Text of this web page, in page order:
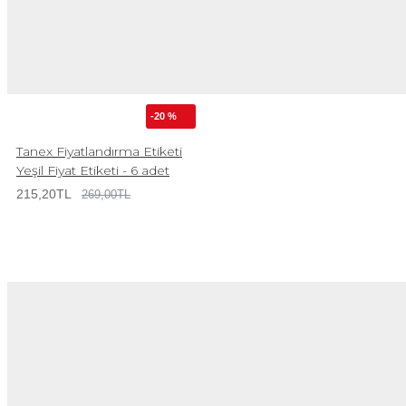
-20 %
Tanex Fiyatlandırma Etiketi
Yeşil Fiyat Etiketi - 6 adet
215,20TL 269,00TL